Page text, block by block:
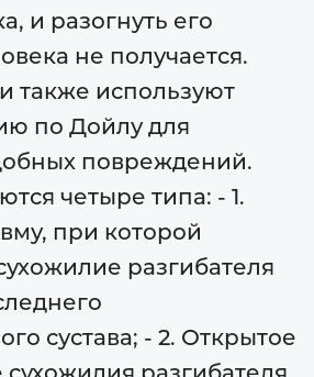
и разогнуть его
не получается.
также используют
по Дойлу для
повреждений.
четыре типа: - 1.
при которой
разгибателя
сустава; - 2. Открытое